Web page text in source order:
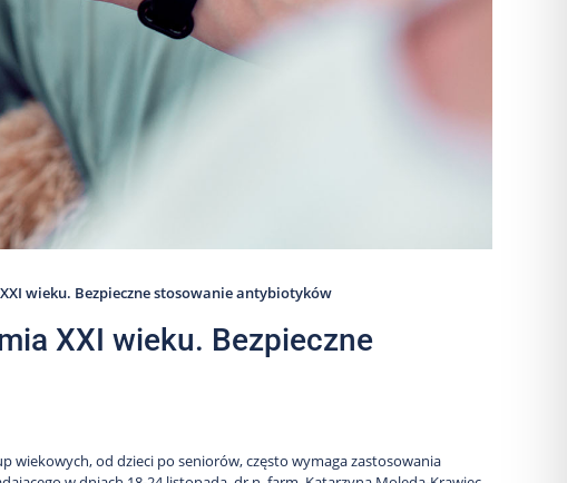
wieku. Bezpieczne stosowanie antybiotyków
XXI wieku. Bezpieczne
wiekowych, od dzieci po seniorów, często wymaga zastosowania